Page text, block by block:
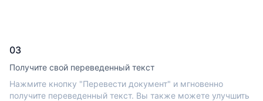
03
Получите свой переведенный текст
Нажмите кнопку "Перевести документ" и мгновенно
получите переведенный текст. Вы также можете улучшить